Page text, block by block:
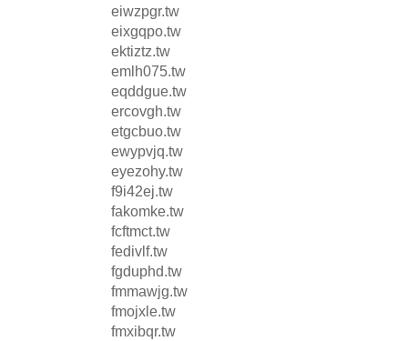
eiwzpgr.tw
eixgqpo.tw
ektiztz.tw
emlh075.tw
eqddgue.tw
ercovgh.tw
etgcbuo.tw
ewypvjq.tw
eyezohy.tw
f9i42ej.tw
fakomke.tw
fcftmct.tw
fedivlf.tw
fgduphd.tw
fmmawjg.tw
fmojxle.tw
fmxibqr.tw